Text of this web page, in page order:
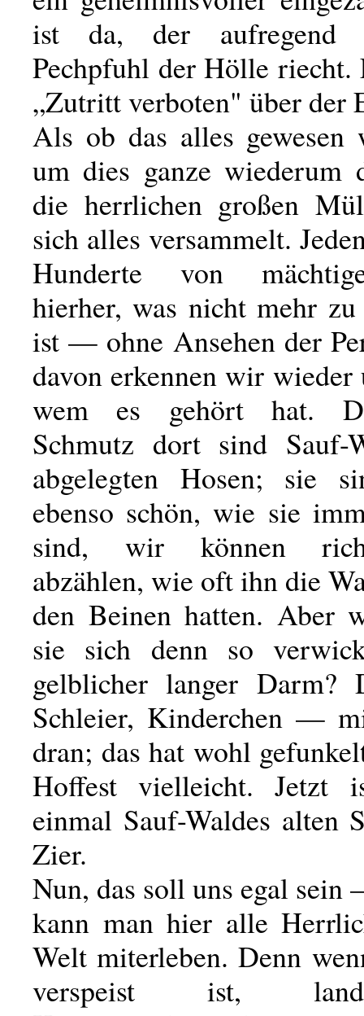
ist da, der aufregend
Pechpfuhl der Hölle riecht.
„Zutritt verboten" über der
Als ob das alles gewesen
um dies ganze wiederum
die herrlichen großen
sich alles versammelt.
Hunderte von
hierher, was nicht mehr zu
ist — ohne Ansehen der
davon erkennen wir wieder
wem es gehört hat.
Schmutz dort sind Sauf-
abgelegten Hosen; sie
ebenso schön, wie sie
sind, wir können
abzählen, wie oft ihn die
den Beinen hatten. Aber
sie sich denn so
gelblicher langer Darm?
Schleier, Kinderchen —
dran; das hat wohl
Hoffest vielleicht. Jetzt
einmal Sauf-Waldes alten
Zier.
Nun, das soll uns egal
kann man hier alle
Welt miterleben. Denn
verspeist ist,